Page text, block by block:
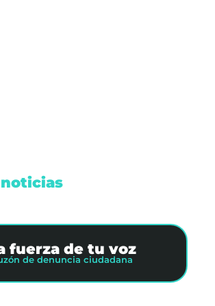
fuerza de tu voz
de denuncia ciudadana